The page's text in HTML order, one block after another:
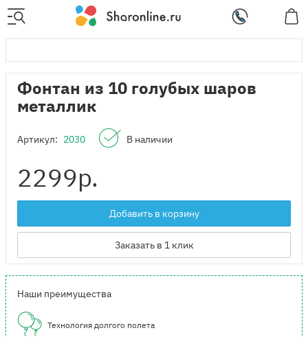
Фонтан из 10 голубых шаров
металлик
Артикул: 2030 В наличии
2299р.
Добавить в корзину
Заказать в 1 клик
Наши преимущества
Технология долгого полета